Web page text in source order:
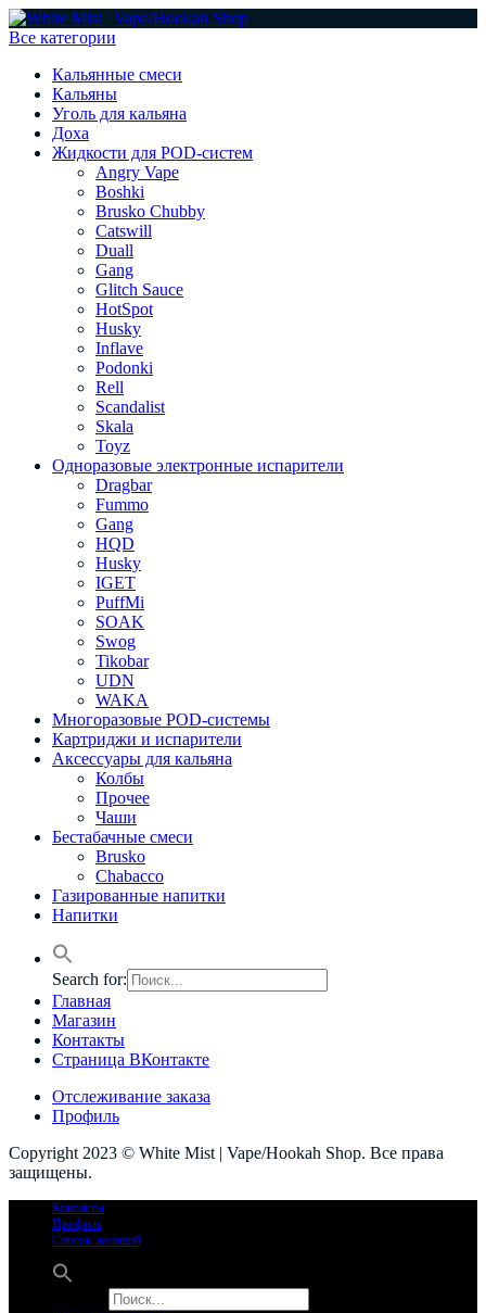
Все категории
Кальянные смеси
Кальяны
Уголь для кальяна
Доха
Жидкости для POD-систем
Angry Vape
Boshki
Brusko Chubby
Catswill
Duall
Gang
Glitch Sauce
HotSpot
Husky
Inflave
Podonki
Rell
Scandalist
Skala
Toyz
Одноразовые электронные испарители
Dragbar
Fummo
Gang
HQD
Husky
IGET
PuffMi
SOAK
Swog
Tikobar
UDN
WAKA
Многоразовые POD-системы
Картриджи и испарители
Аксессуары для кальяна
Колбы
Прочее
Чаши
Бестабачные смеси
Brusko
Chabacco
Газированные напитки
Напитки
Search for:
Главная
Магазин
Контакты
Страница ВКонтакте
Отслеживание заказа
Профиль
Copyright 2023 © White Mist | Vape/Hookah Shop. Все права
защищены.
Контакты
Профиль
Список желаний